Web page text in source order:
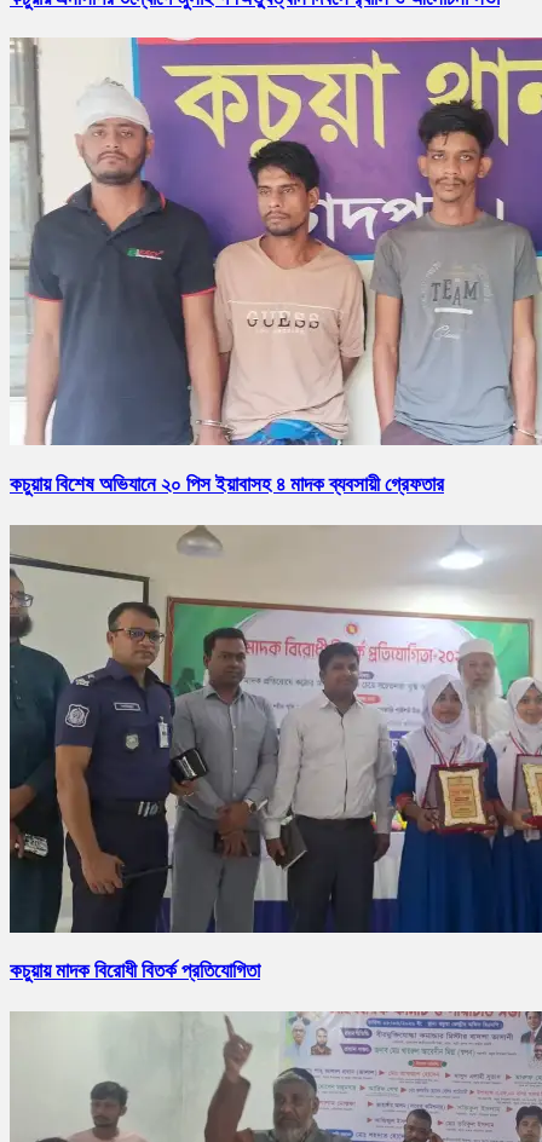
কচুয়ায় বিশেষ অভিযানে ২০ পিস ইয়াবাসহ ৪ মাদক ব্যবসায়ী গ্রেফতার
কচুয়ায় মাদক বিরোধী বিতর্ক প্রতিযোগিতা